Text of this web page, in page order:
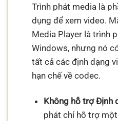
Trình phát media là
dụng để xem video.
Media Player là trình
Windows, nhưng nó
tất cả các định dạng
hạn chế về codec.
Không hỗ trợ Định
phát chỉ hỗ trợ